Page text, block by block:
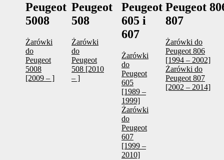
Peugeot
5008
Żarówki
do
Peugeot
5008
[2009 – ]
Peugeot
508
Żarówki
do
Peugeot
508 [2010
– ]
Peugeot
605 i
607
Żarówki
do
Peugeot
605
[1989 –
1999]
Żarówki
do
Peugeot
607
[1999 –
2010]
Peugeot
807
Żarówki do
Peugeot 806
[1994 – 2002]
Żarówki do
Peugeot 807
[2002 – 2014]